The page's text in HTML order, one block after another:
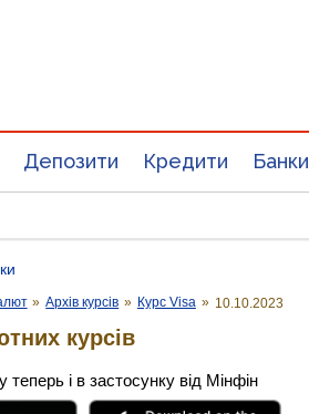
Депозити Кредити Банки
» Архів курсів » Курс Visa » 10.10.2023
курсів
і в застосунку від Мінфін